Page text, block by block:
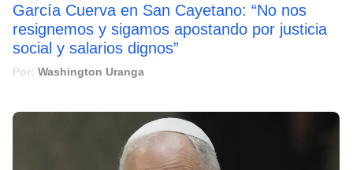
García Cuerva en San Cayetano: “No nos
resignemos y sigamos apostando por justicia
social y salarios dignos”
Por: Washington Uranga